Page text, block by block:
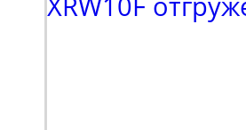
входил